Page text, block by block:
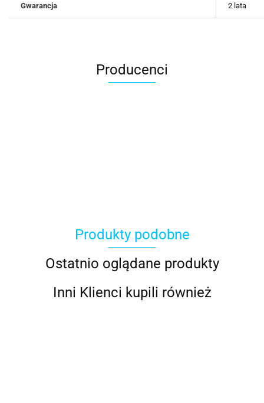
Gwarancja 2 lata
Producenci
ACOOL TOY
Produkty podobne
Ostatnio oglądane produkty
Inni Klienci kupili również